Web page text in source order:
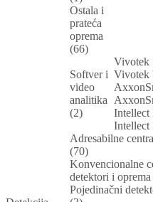
Ostala i
prateća
oprema
(66)
Softver i
video
analitika
(2)
Vivotek
Vivotek
Intellect
Intellect
Adresabilne
(70)
Konvencionalne
detektori i
Pojedinačni